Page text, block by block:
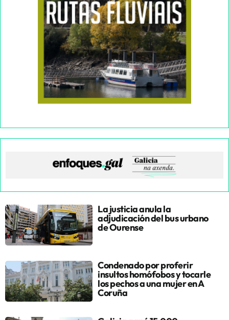
La justicia anula la
adjudicación del bus urbano
de Ourense
Condenado por proferir
insultos homófobos y tocarle
los pechos a una mujer en A
Coruña